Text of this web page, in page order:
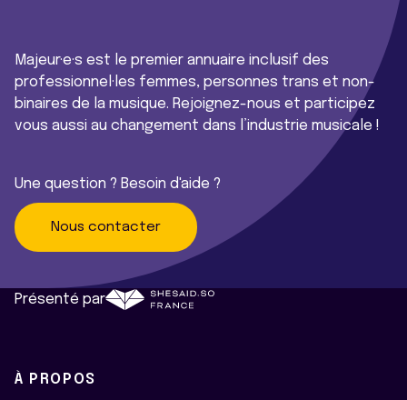
Majeur·e·s est le premier annuaire inclusif des
professionnel·les femmes, personnes trans et non-
binaires de la musique. Rejoignez-nous et participez
vous aussi au changement dans l’industrie musicale !
Une question ? Besoin d'aide ?
Nous contacter
Présenté par
À PROPOS